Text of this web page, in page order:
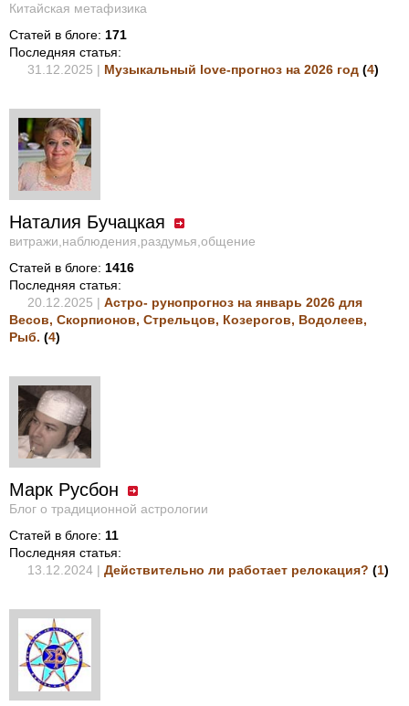
Китайская метафизика
Статей в блоге: 171
Последняя статья:
31.12.2025 | Музыкальный love-прогноз на 2026 год (4)
Наталия Бучацкая
витражи,наблюдения,раздумья,общение
Статей в блоге: 1416
Последняя статья:
20.12.2025 | Астро- рунопрогноз на январь 2026 для
Весов, Скорпионов, Стрельцов, Козерогов, Водолеев,
Рыб. (4)
Марк Русбон
Блог о традиционной астрологии
Статей в блоге: 11
Последняя статья:
13.12.2024 | Действительно ли работает релокация? (1)